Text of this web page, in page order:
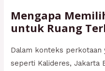
Mengapa
untuk Ruang
Dalam konteks perkotaan
seperti Kalideres, Jakarta